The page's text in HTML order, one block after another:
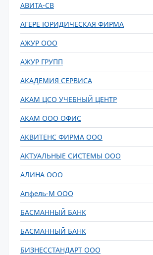
АВИТА-СВ
АГЕРЕ ЮРИДИЧЕСКАЯ ФИРМА
АЖУР ООО
АЖУР ГРУПП
АКАДЕМИЯ СЕРВИСА
АКАМ ЦСО УЧЕБНЫЙ ЦЕНТР
АКАМ ООО ОФИС
АКВИТЕНС ФИРМА ООО
АКТУАЛЬНЫЕ СИСТЕМЫ ООО
АЛИНА ООО
Апфель-М ООО
БАСМАННЫЙ БАНК
БАСМАННЫЙ БАНК
БИЗНЕССТАНДАРТ ООО